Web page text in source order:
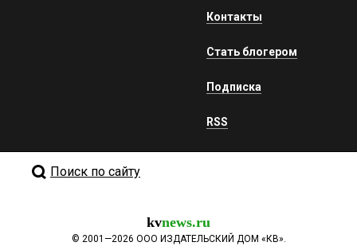
Контакты
Стать блогером
Подписка
RSS
Поиск по сайту
kvnews.ru
© 2001—2026 ООО ИЗДАТЕЛЬСКИЙ ДОМ «КВ».